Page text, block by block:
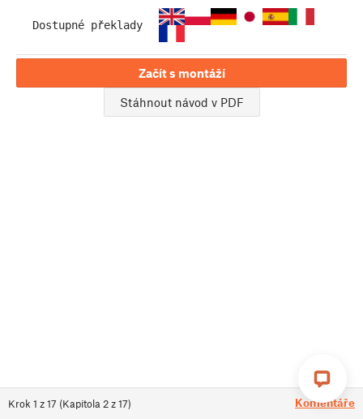
Krok 1 z17 (Kapitola 2z17) Komentáře
Dostupné překlady
Začít s montáží
Stáhnout návod v PDF